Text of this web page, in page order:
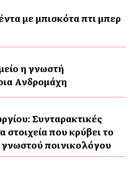
με μπισκότα πτι μπερ
η γνωστή
Ανδρομάχη
Συνταρακτικές
στοιχεία που κρύβει το
ποινικολόγου